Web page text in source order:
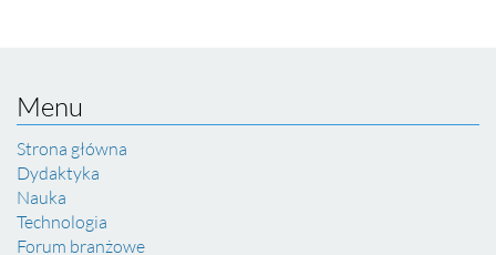
Menu
Strona główna
Dydaktyka
Nauka
Technologia
Forum branżowe